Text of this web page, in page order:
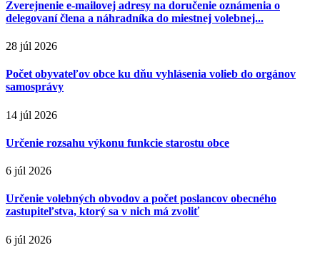
Zverejnenie e-mailovej adresy na doručenie oznámenia o
delegovaní člena a náhradníka do miestnej volebnej...
28 júl 2026
Počet obyvateľov obce ku dňu vyhlásenia volieb do orgánov
samosprávy
14 júl 2026
Určenie rozsahu výkonu funkcie starostu obce
6 júl 2026
Určenie volebných obvodov a počet poslancov obecného
zastupiteľstva, ktorý sa v nich má zvoliť
6 júl 2026